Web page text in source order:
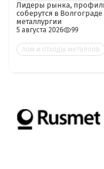
Лидеры рынка,
соберутся в
металлургии
5 августа 2026 99
лом и отходы металлов